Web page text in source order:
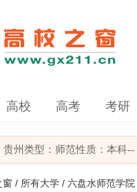
高校 高考 考研
贵州类型： 师范性质：本科--
窗 / 所有大学 / 六盘水师范学院